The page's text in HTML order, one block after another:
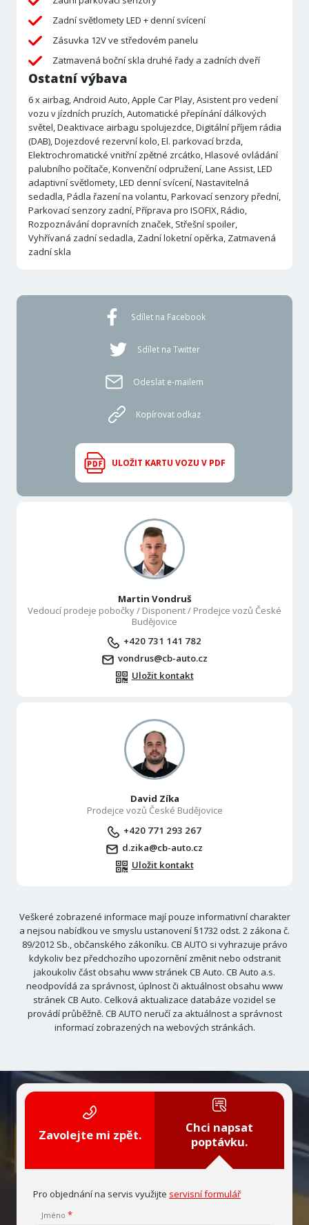
Zadní světlomety LED + denní svícení
Zásuvka 12V ve středovém panelu
Zatmavená boční skla druhé řady a zadních dveří
Ostatní výbava
6 x airbag, Android Auto, Apple Car Play, Asistent pro vedení
vozu v jízdních pruzích, Automatické přepínání dálkových
světel, Deaktivace airbagu spolujezdce, Digitální příjem rádia
(DAB), Dojezdové rezervní kolo, El. parkovací brzda,
Elektrochromatické vnitřní zpětné zrcátko, Hlasové ovládání
palubního počítače, Konvenční odpružení, Lane Assist, LED
adaptivní světlomety, LED denní svícení, Nastavitelná
sedadla, Pádla řazení na volantu, Parkovací senzory přední,
Parkovací senzory zadní, Příprava pro ISOFIX, Rádio,
Rozpoznávání dopravních značek, Střešní spoiler,
Vyhřívaná zadní sedadla, Zadní loketní opěrka, Zatmavená
zadní skla
Sdílet na Facebook
Sdílet na Twitter
Odeslat e-mailem
Kopírovat odkaz
ULOŽIT KARTU VOZU V PDF
Martin Vondruš
Vedoucí prodeje pobočky / Disponent / Prodejce vozů České
Budějovice
+420 731 141 782
vondrus@cb-auto.cz
Uložit kontakt
David Zíka
Prodejce vozů České Budějovice
+420 771 293 267
d.zika@cb-auto.cz
Uložit kontakt
Veškeré zobrazené informace mají pouze informativní charakter
a nejsou nabídkou ve smyslu ustanovení §1732 odst. 2 zákona č.
89/2012 Sb., občanského zákoníku. CB AUTO si vyhrazuje právo
kdykoliv bez předchozího upozornění změnit nebo odstranit
jakoukoliv část obsahu www stránek CB Auto. CB Auto a.s.
neodpovídá za správnost, úplnost či aktuálnost obsahu www
stránek CB Auto. Celková aktualizace databáze vozidel se
provádí průběžně. CB AUTO neručí za aktuálnost a správnost
informací zobrazených na webových stránkách.
Zavolejte mi zpět.
Chci napsat
poptávku.
Pro objednání na servis využijte servisní formulář
Jméno